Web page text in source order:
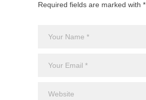
Required fields are marked with *